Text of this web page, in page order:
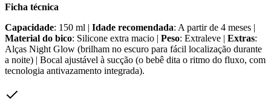
Ficha técnica
Capacidade: 150 ml | Idade recomendada: A partir de 4 meses |
Material do bico: Silicone extra macio | Peso: Extraleve | Extras:
Alças Night Glow (brilham no escuro para fácil localização durante
a noite) | Bocal ajustável à sucção (o bebê dita o ritmo do fluxo, com
tecnologia antivazamento integrada).